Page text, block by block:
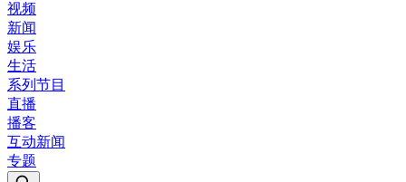
视频
新闻
娱乐
生活
系列节目
直播
播客
互动新闻
专题